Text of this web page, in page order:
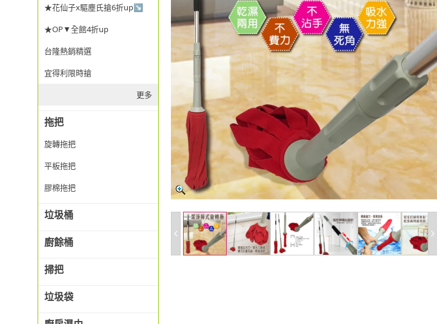
★花仙子x驅塵氏搶6折up↘
★OP▼全館4折up
台隆熱銷精選
宜得利限時搶
更多
拖把
旋轉拖把
平板拖把
膠棉拖把
垃圾桶
廚餘桶
掃把
垃圾袋